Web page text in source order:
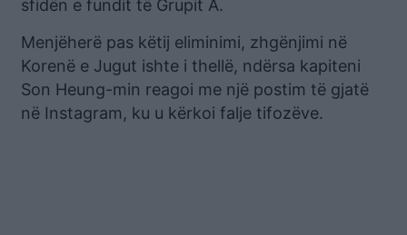
sfidën e fundit të Grupit A.
Menjëherë pas këtij eliminimi, zhgënjimi në
Korenë e Jugut ishte i thellë, ndërsa kapiteni
Son Heung-min reagoi me një postim të gjatë
në Instagram, ku u kërkoi falje tifozëve.